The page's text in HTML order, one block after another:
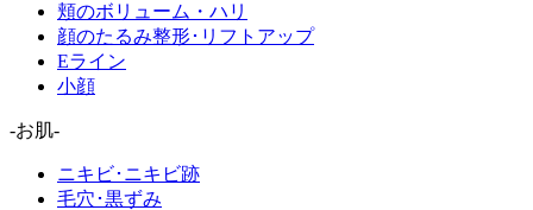
頬のボリューム・ハリ
顔のたるみ整形･リフトアップ
Eライン
小顔
-お肌-
ニキビ･ニキビ跡
毛穴･黒ずみ